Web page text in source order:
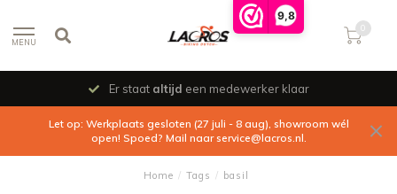
9,8
MENU
0
Er staat altijd een medewerker klaar
Let op: Werkplaats gesloten (27 juli - 8 aug), showroom wél
open! Spoed? Mail naarservice@lacros.nl.
Home / Tags / basil